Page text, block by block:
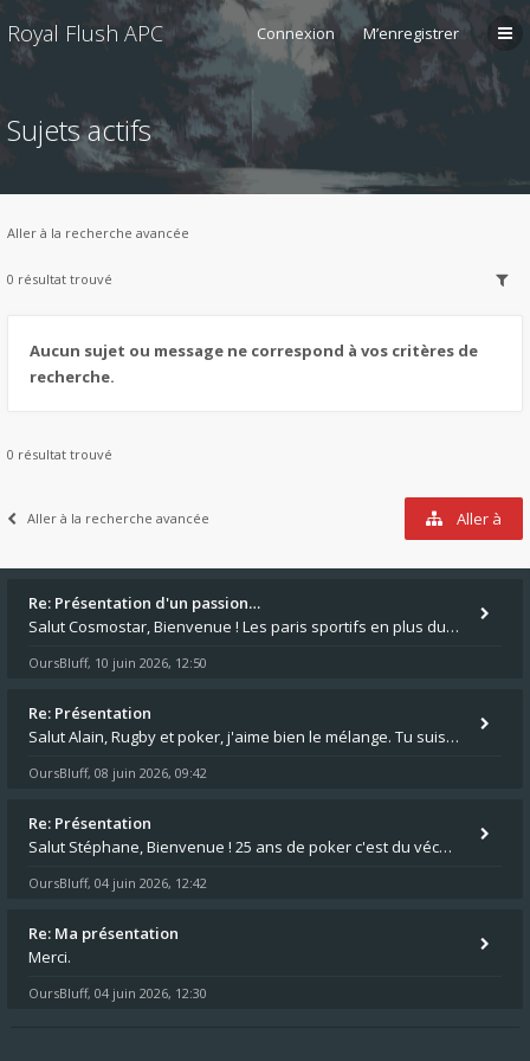
Royal Flush APC Connexion M’enregistrer
Sujets actifs
Aller à la recherche avancée
0 résultat trouvé
Aucun sujet ou message ne correspond à vos critères de
recherche.
0 résultat trouvé
Aller à la recherche avancée Aller à
Re: Présentation d'un passion…
Salut Cosmostar, Bienvenue ! Les paris sportifs en plus du poker, c'est ce que je fais aussi. Surtout la NBA, je mise su
OursBluff, 10 juin 2026, 12:50
Re: Présentation
Salut Alain, Rugby et poker, j'aime bien le mélange. Tu suis le rugby du coin ? Moi j'essaie d'aller voir des matchs de
OursBluff, 08 juin 2026, 09:42
Re: Présentation
Salut Stéphane, Bienvenue ! 25 ans de poker c'est du vécu quand même. Moi je suis relativementnouveau (2018) mais j'ai a
OursBluff, 04 juin 2026, 12:42
Re: Ma présentation
Merci.
OursBluff, 04 juin 2026, 12:30